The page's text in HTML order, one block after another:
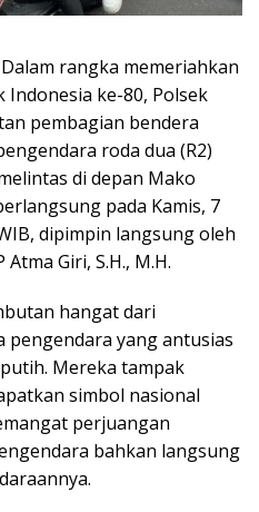
rangka memeriahkan
ke-80, Polsek
pembagian bendera
roda dua (R2)
di depan Mako
pada Kamis, 7
dipimpin langsung oleh
Giri, S.H., M.H.
hangat dari
pengendara yang antusias
Mereka tampak
simbol nasional
perjuangan
bahkan langsung